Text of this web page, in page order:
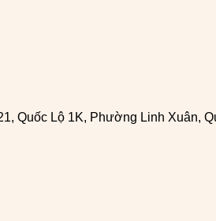
Quốc Lộ 1K, Phường Linh Xuân,